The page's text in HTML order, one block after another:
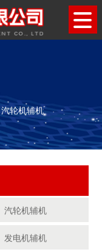
汽轮机辅机
汽轮机辅机
发电机辅机